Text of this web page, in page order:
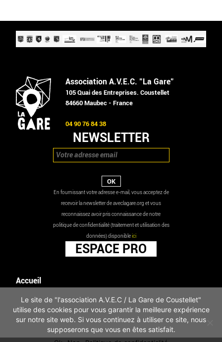
Association A.V.E.C. "La Gare"
105 Quai des Entreprises. Coustellet
84660 Maubec - France
04 90 76 84 38
NEWSLETTER
En fournissant votre adresse e-mail, vous acceptez de
recevoir la newsletter de aveclagare.org et vous
reconnaissez avoir pris connaissance de notre
politique de confidentialité (traitement et utilisation des
données) disponibleici
ESPACE PRO
Accueil
Les actualités
Mentions légales
Infos pratiques
Politique de confidentialité
Le site de "l'association A.V.E.C / La Gare de Coustellet"
utilise des cookies pour vous garantir la meilleure expérience
sur notre site web. Si vous continuez à utiliser ce site, nous
supposerons que vous en êtes satisfait.